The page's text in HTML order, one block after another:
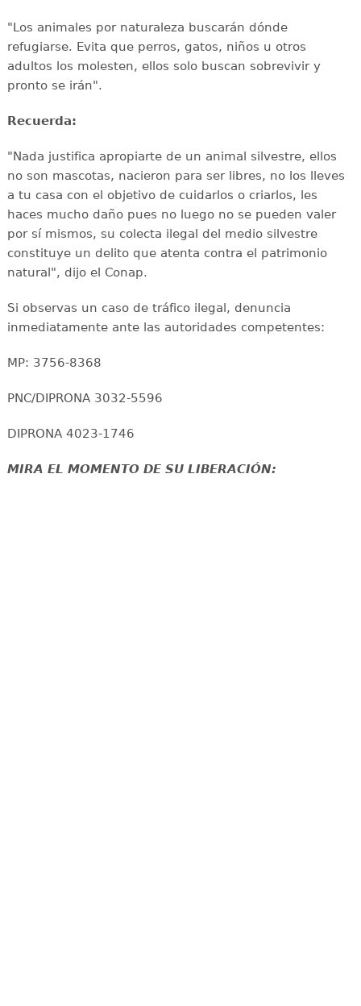
"Los animales por naturaleza buscarán dónde
refugiarse. Evita que perros, gatos, niños u otros
adultos los molesten, ellos solo buscan sobrevivir y
pronto se irán".
Recuerda:
"Nada justifica apropiarte de un animal silvestre, ellos
no son mascotas, nacieron para ser libres, no los lleves
a tu casa con el objetivo de cuidarlos o criarlos, les
haces mucho daño pues no luego no se pueden valer
por sí mismos, su colecta ilegal del medio silvestre
constituye un delito que atenta contra el patrimonio
natural", dijo el Conap.
Si observas un caso de tráfico ilegal, denuncia
inmediatamente ante las autoridades competentes:
MP: 3756-8368
PNC/DIPRONA 3032-5596
DIPRONA 4023-1746
MIRA EL MOMENTO DE SU LIBERACIÓN: